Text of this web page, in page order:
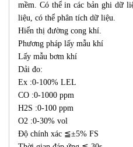
mềm. Có thể in các bản ghi dữ
liệu, có thể phân tích dữ liệu.
Hiển thị đường cong khí.
Phương pháp lấy mẫu khí
Lấy mẫu bơm khí
Dải đo:
Ex :0-100% LEL
CO :0-1000 ppm
H2S :0-100 ppm
O2 :0-30% vol
Độ chính xác ≦±5% FS